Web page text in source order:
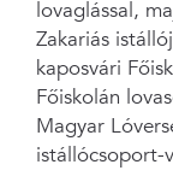
lovaglással,
Zakariás
kaposvári
Főiskolán
Magyar
istállócsoport-